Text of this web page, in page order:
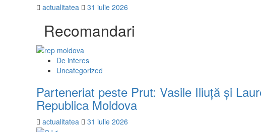
actualitatea 31 iulie 2026
Recomandari
De interes
Uncategorized
Parteneriat peste Prut: Vasile Iliuță și
Republica Moldova
actualitatea 31 iulie 2026